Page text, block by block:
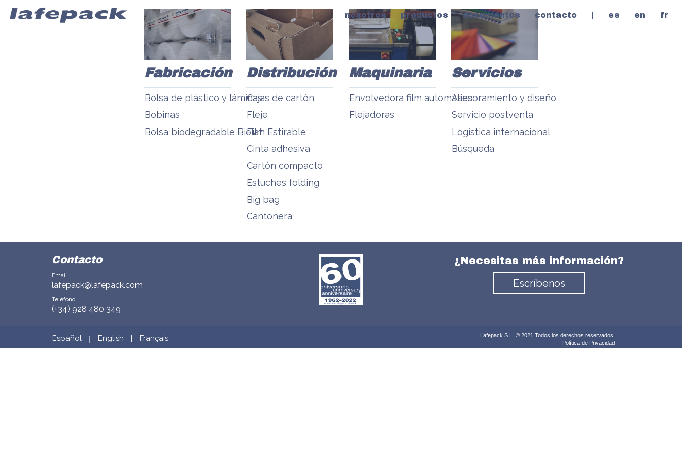
nosotros productos documentos contacto es en fr
Fabricación
Bolsa de plástico y láminas
Bobinas
Bolsa biodegradable Biolaf
Distribución
Cajas de cartón
Fleje
Film Estirable
Cinta adhesiva
Cartón compacto
Estuches folding
Big bag
Cantonera
Maquinaria
Envolvedora film automático
Flejadoras
Servicios
Asesoramiento y diseño
Servicio postventa
Logística internacional
Búsqueda
Contacto
Email
lafepack@lafepack.com
Teléfono
(+34) 928 480 349
¿Necesitas más información?
Escríbenos
Español | English Français
Lafepack S.L. © 2021 Todos los derechos reservados.
Política de Privacidad